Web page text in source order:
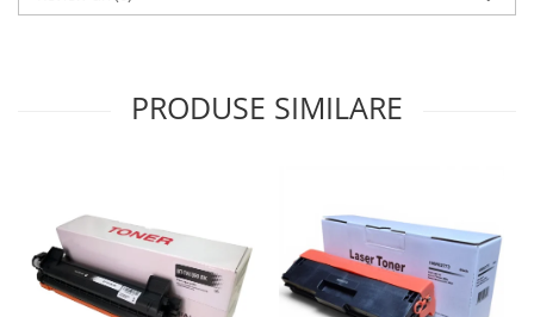
PRODUSE SIMILARE